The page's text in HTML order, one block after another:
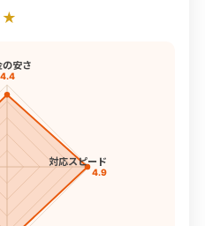
の安さ
4.4
対応スピード
4.9